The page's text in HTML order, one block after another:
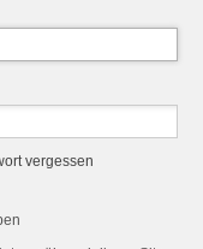
vergessen